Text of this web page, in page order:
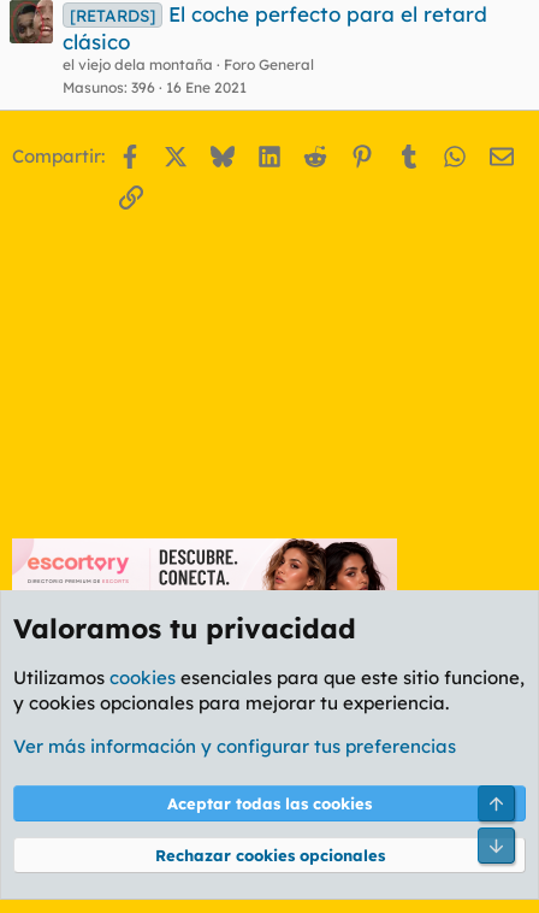
[RETARDS]
El coche perfecto para el retard
clásico
el viejo dela montaña
Foro General
Masunos 396 16 Ene 2021
Compartir: Facebook BlueskyLinkedIn
Reddit Pinterest
Tumblr
Enlace
Foro General
Cookies
PL OLDSTYLE AMARILLO
Términos y reglas Política de privacidad Ayuda
Community platform by XenForo® © 2010-2026 XenForo Ltd.
Valoramos tu privacidad
Utilizamos cookies esenciales para que este sitio funcione,
y cookies opcionales para mejorar tu experiencia.
Ver más información y configurar tus preferencias
Aceptar todas las cookies
Rechazar cookies opcionales
Pie